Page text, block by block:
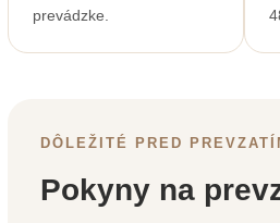
prevádzke.
DÔLEŽITÉ PRED
Pokyny na